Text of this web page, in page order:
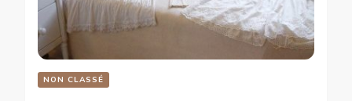
NON CLASSÉ